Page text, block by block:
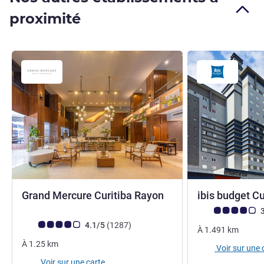
proximité
Grand Mercure Curitiba Rayon 5 étoiles
Note Avis clients (Note ALL)
4.1/5 (1287avis
)
À 1.25 km
Voir sur une carte
ibis budget
Note Avis clients
À 1.491 km
Voir sur une